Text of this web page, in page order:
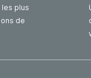
plus
de